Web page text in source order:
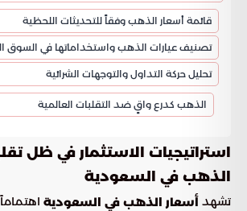
قائمة أسعار الذهب وفقاً للتحديثات اللحظية
تصنيف عيارات الذهب واستخداماتها في السوق
تحليل حركة التداول والتوجهات الشرائية
الذهب كدرع واقٍ ضد التقلبات العالمية
استراتيجيات الاستثمار في ظل
الذهب في السعودية
تشهد أسعار الذهب في السعودية